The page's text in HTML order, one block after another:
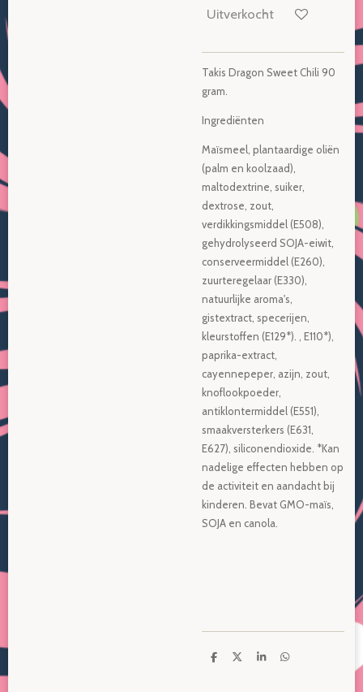
Uitverkocht
Takis Dragon Sweet Chili 90
gram.
Ingrediënten
Maïsmeel, plantaardige oliën
(palm en koolzaad),
maltodextrine, suiker,
dextrose, zout,
verdikkingsmiddel (E508),
gehydrolyseerd SOJA-eiwit,
conserveermiddel (E260),
zuurteregelaar (E330),
natuurlijke aroma's,
gistextract, specerijen,
kleurstoffen (E129*). , E110*),
paprika-extract,
cayennepeper, azijn, zout,
knoflookpoeder,
antiklontermiddel (E551),
smaakversterkers (E631,
E627), siliconendioxide. *Kan
nadelige effecten hebben op
de activiteit en aandacht bij
kinderen. Bevat GMO-maïs,
SOJA en canola.
D
D
S
D